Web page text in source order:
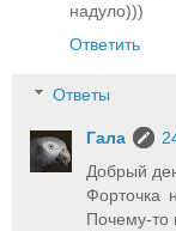
надуло)))
Ответить
Ответы
Гала
Добрый
Форточка
Почему-то